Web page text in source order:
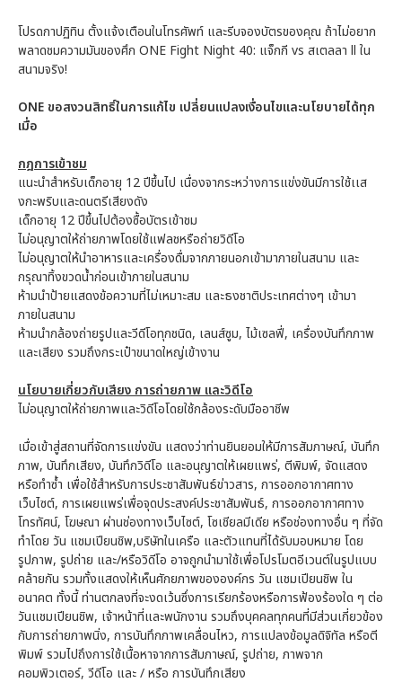
โปรดกาปฏิทิน ตั้งแจ้งเตือนในโทรศัพท์ และรีบจองบัตรของคุณ ถ้าไม่อยาก
พลาดชมความมันของศึก ONE Fight Night 40: แจ็กกี vs สเตลลา ll ใน
สนามจริง!
ONE ขอสงวนสิทธิ์ในการแก้ไข เปลี่ยนแปลงเงื่อนไขและนโยบายได้ทุก
เมื่อ
กฎการเข้าชม
แนะนำสำหรับเด็กอายุ 12 ปีขึ้นไป เนื่องจากระหว่างการแข่งขันมีการใช้เเส
งกะพริบและดนตรีเสียงดัง
เด็กอายุ 12 ปีขึ้นไปต้องซื้อบัตรเข้าชม
ไม่อนุญาตให้ถ่ายภาพโดยใช้แฟลชหรือถ่ายวิดีโอ
ไม่อนุญาตให้นำอาหารและเครื่องดื่มจากภายนอกเข้ามาภายในสนาม และ
กรุณาทิ้งขวดน้ำก่อนเข้าภายในสนาม
ห้ามนำป้ายแสดงข้อความที่ไม่เหมาะสม และธงชาติประเทศต่างๆ เข้ามา
ภายในสนาม
ห้ามนำกล้องถ่ายรูปและวีดีโอทุกชนิด, เลนส์ซูม, ไม้เซลฟี่, เครื่องบันทึกภาพ
และเสียง รวมถึงกระเป๋าขนาดใหญ่เข้างาน
นโยบายเกี่ยวกับเสียง การถ่ายภาพ และวิดีโอ
ไม่อนุญาตให้ถ่ายภาพและวิดีโอโดยใช้กล้องระดับมืออาชีพ
เมื่อเข้าสู่สถานที่จัดการแข่งขัน แสดงว่าท่านยินยอมให้มีการสัมภาษณ์, บันทึก
ภาพ, บันทึกเสียง, บันทึกวิดีโอ และอนุญาตให้เผยแพร่, ตีพิมพ์, จัดแสดง
หรือทำซ้ำ เพื่อใช้สำหรับการประชาสัมพันธ์ข่าวสาร, การออกอากาศทาง
เว็บไซต์, การเผยแพร่เพื่อจุดประสงค์ประชาสัมพันธ์, การออกอากาศทาง
โทรทัศน์, โฆษณา ผ่านช่องทางเว็บไซต์, โซเชียลมีเดีย หรือช่องทางอื่น ๆ ที่จัด
ทำโดย วัน แชมเปียนชิพ,บริษัทในเครือ และตัวแทนที่ได้รับมอบหมาย โดย
รูปภาพ, รูปถ่าย และ/หรือวิดีโอ อาจถูกนำมาใช้เพื่อโปรโมตอีเวนต์ในรูปแบบ
คล้ายกัน รวมทั้งแสดงให้เห็นศักยภาพขององค์กร วัน แชมเปียนชิพ ใน
อนาคต ทั้งนี้ ท่านตกลงที่จะงดเว้นซึ่งการเรียกร้องหรือการฟ้องร้องใด ๆ ต่อ
วันแชมเปียนชิพ, เจ้าหน้าที่และพนักงาน รวมถึงบุคคลทุกคนที่มีส่วนเกี่ยวข้อง
กับการถ่ายภาพนิ่ง, การบันทึกภาพเคลื่อนไหว, การแปลงข้อมูลดิจิทัล หรือตี
พิมพ์ รวมไปถึงการใช้เนื้อหาจากการสัมภาษณ์, รูปถ่าย, ภาพจาก
คอมพิวเตอร์, วีดีโอ และ / หรือ การบันทึกเสียง